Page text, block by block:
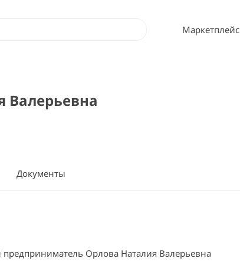
Маркетплейс
Валерьевна
Документы
Орлова Наталия Валерьевна